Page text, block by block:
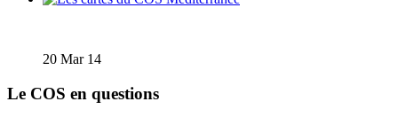
20 Mar 14
Le COS en questions